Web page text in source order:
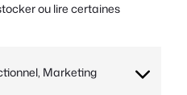
ou lire certaines
Marketing
Consentement